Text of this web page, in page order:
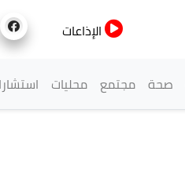
الإذاعات
صحة مجتمع محليات